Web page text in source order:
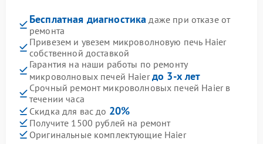
Бесплатная диагностика даже при отказе от
ремонта
Привезем и увезем микроволновую печь Haier
собственной доставкой
Гарантия на наши работы по ремонту
микроволновых печей Haierдо 3-х лет
Срочный ремонт микроволновых печей Haier в
течении часа
Скидка для вас до 20%
Получите 1500 рублей на ремонт
Оригинальные комплектующие Haier